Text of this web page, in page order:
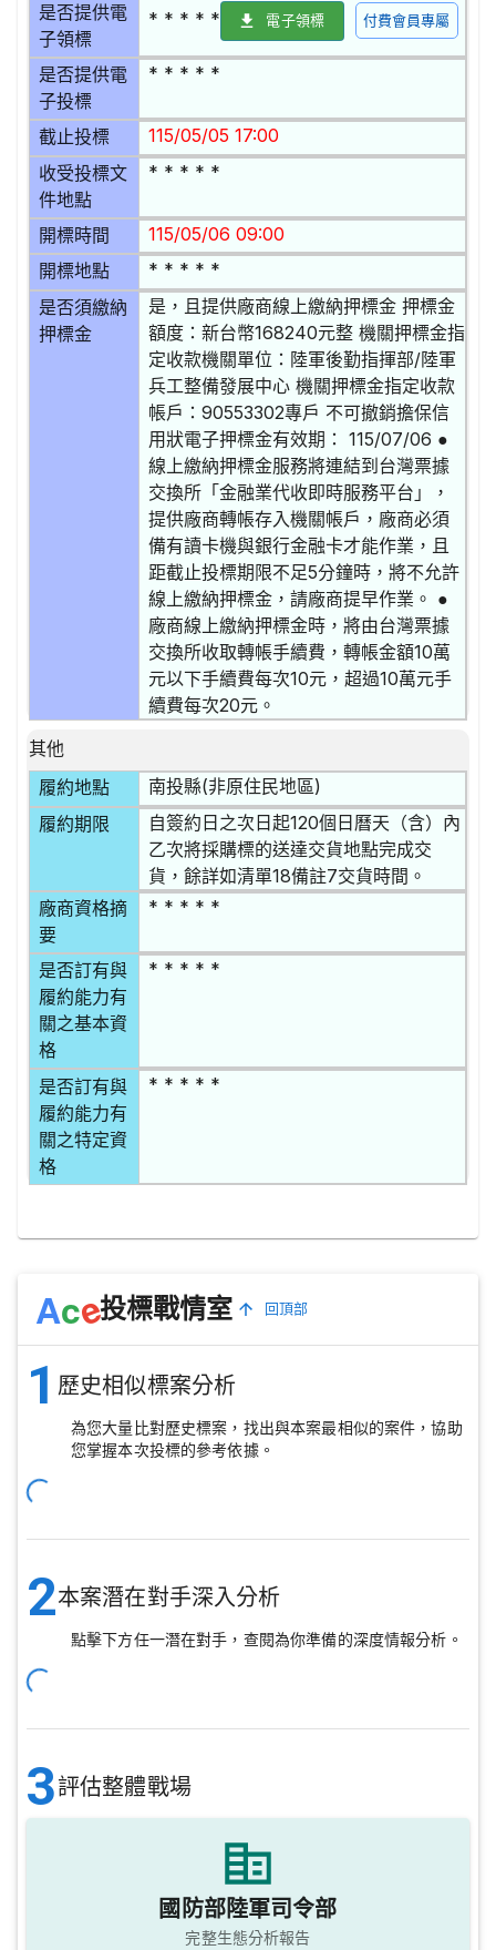
是否提供電
子領標
* * * * * 電子領標 付費會員專屬
是否提供電
子投標
* * * * *
截止投標 115/05/05 17:00
收受投標文
件地點
* * * * *
開標時間 115/05/06 09:00
開標地點 * * * * *
是否須繳納
押標金
是，且提供廠商線上繳納押標金 押標金
額度：新台幣168240元整 機關押標金指
定收款機關單位：陸軍後勤指揮部/陸軍
兵工整備發展中心 機關押標金指定收款
帳戶：90553302專戶 不可撤銷擔保信
用狀電子押標金有效期： 115/07/06 ●
線上繳納押標金服務將連結到台灣票據
交換所「金融業代收即時服務平台」，
提供廠商轉帳存入機關帳戶，廠商必須
備有讀卡機與銀行金融卡才能作業，且
距截止投標期限不足5分鐘時，將不允許
線上繳納押標金，請廠商提早作業。 ●
廠商線上繳納押標金時，將由台灣票據
交換所收取轉帳手續費，轉帳金額10萬
元以下手續費每次10元，超過10萬元手
續費每次20元。
其他
履約地點
南投縣(非原住民地區)
履約期限
自簽約日之次日起120個日曆天（含）內
乙次將採購標的送達交貨地點完成交
貨，餘詳如清單18備註7交貨時間。
廠商資格摘
要
* * * * *
是否訂有與
履約能力有
關之基本資
格
* * * * *
是否訂有與
履約能力有
關之特定資
格
* * * * *
Ace投標戰情室 回頂部
1 歷史相似標案分析
為您大量比對歷史標案，找出與本案最相似的案件，協助
您掌握本次投標的參考依據。
2本案潛在對手深入分析
點擊下方任一潛在對手，查閱為你準備的深度情報分析。
3評估整體戰場
國防部陸軍司令部
完整生態分析報告